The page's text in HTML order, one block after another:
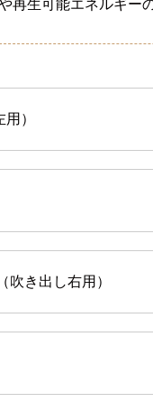
再生可能エネルギー
）
き出し右用）